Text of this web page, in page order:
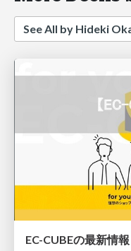
See All by Hideki